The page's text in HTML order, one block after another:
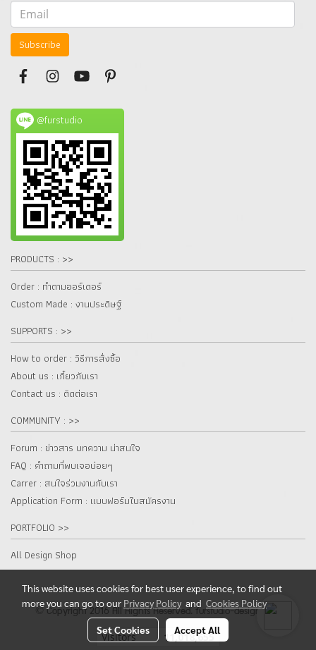
Subscribe
@furstudio
PRODUCTS : >>
Order : ทำตามออร์เดอร์
Custom Made : งานประดิษฐ์
SUPPORTS : >>
How to order : วิธีการสั่งซื้อ
About us : เกี๋ยวกับเรา
Contact us : ติดต่อเรา
COMMUNITY : >>
Forum : ข่าวสาร บทความ น่าสนใจ
FAQ : คำถามที่พบเจอบ่อยๆ
Carrer : สนใจร่วมงานกับเรา
Application Form : แบบฟอร์มใบสมัครงาน
PORTFOLIO >>
All Design Shop
© Copyright 2016 All Rights Reserved. furstudio-design.com
Today's visitor 3,864
This website uses cookies for best user experience, to find out
more you can go to our Privacy Policy and Cookies Policy
Set Cookies Accept All